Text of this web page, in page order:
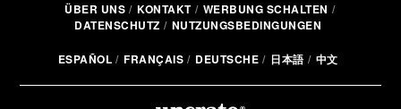
ÜBER UNS KONTAKT
WERBUNG SCHALTEN
DATENSCHUTZ
NUTZUNGSBEDINGUNGEN
ESPAÑOL FRANÇAIS DEUTSCHE 日本語 中文